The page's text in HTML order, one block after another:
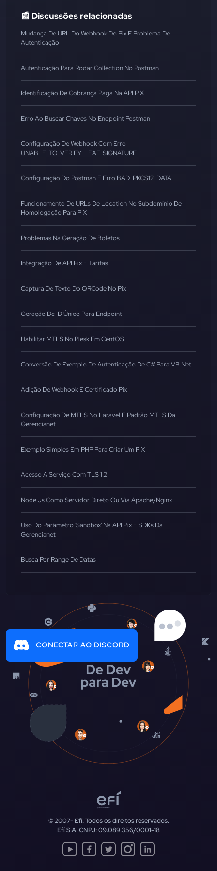
📰 Discussões relacionadas
Mudança De URL Do Webhook Do Pix E Problema De
Autenticação
Autenticação Para Rodar Collection No Postman
Identificação De Cobrança Paga Na API PIX
Erro Ao Buscar Chaves No Endpoint Postman
Configuração De Webhook Com Erro
UNABLE_TO_VERIFY_LEAF_SIGNATURE
Configuração Do Postman E Erro BAD_PKCS12_DATA
Funcionamento De URLs De Location No Subdomínio De
Homologação Para PIX
Problemas Na Geração De Boletos
Integração De API Pix E Tarifas
Captura De Texto Do QRCode No Pix
Geração De ID Único Para Endpoint
Habilitar MTLS No Plesk Em CentOS
Conversão De Exemplo De Autenticação De C# Para VB.Net
Adição De Webhook E Certificado Pix
Configuração De MTLS No Laravel E Padrão MTLS Da
Gerencianet
Exemplo Simples Em PHP Para Criar Um PIX
Acesso A Serviço Com TLS 1.2
Node.js Como Servidor Direto Ou Via Apache/Nginx
Uso Do Parâmetro 'sandbox' Na API Pix E SDKs Da
Gerencianet
Busca Por Range De Datas
CONECTAR AO DISCORD
© 2007-Efí. Todos os direitos reservados.
Efí S.A. CNPJ: 09.089.356/0001-18